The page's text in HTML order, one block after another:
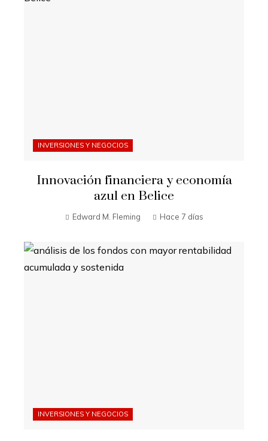
INVERSIONES Y NEGOCIOS
Innovación financiera y economía
azul en Belice
Edward M. Fleming Hace 7 días
INVERSIONES Y NEGOCIOS